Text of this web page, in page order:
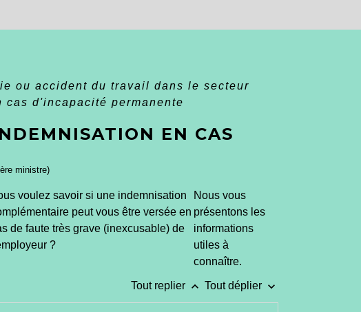
ou accident du travail dans le secteur
d'incapacité permanente
EN CAS
ministre)
voulez savoir si une indemnisation
peut vous être versée en
de faute très grave (inexcusable) de
?
Nous vous
présentons les
informations
utiles à
connaître.
Tout replier keyboard_arrow_up Tout déplier keyboard_arrow_down